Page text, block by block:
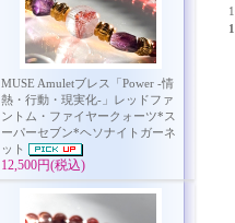
MUSE Amuletブレス「Power -情
熱・行動・現実化-」レッドファ
ントム・ファイヤークォーツ*ス
ーパーセブン*ヘソナイトガーネ
ット
12,500円(税込)
1